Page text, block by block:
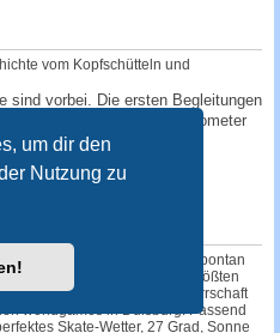
um dir den
Nutzung zu
vom Kopfschütteln und
sind vorbei. Die ersten Begleitungen
Schon nach einem Kilometer
einige...
Uhr startete am Sonntag das spontan
"worldgames" zum weltweit größten
den unter der Schirmherrschaft
worldgames in Duisburg. Passend
Skate-Wetter, 27 Grad, Sonne